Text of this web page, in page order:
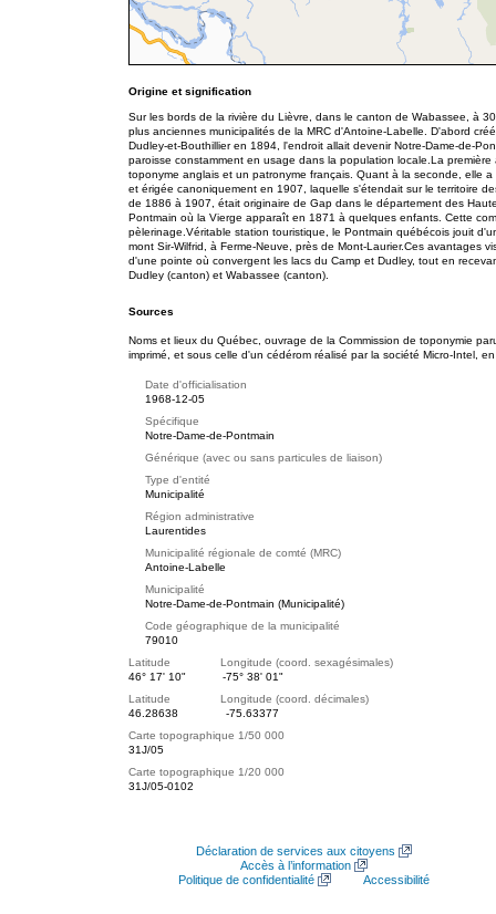
Origine et signification
Sur les bords de la rivière du Lièvre, dans le canton de Wabassee, à
plus anciennes municipalités de la MRC d'Antoine-Labelle. D'abord
Dudley-et-Bouthillier en 1894, l'endroit allait devenir Notre-Dame-de-
paroisse constamment en usage dans la population locale.La
toponyme anglais et un patronyme français. Quant à la seconde, elle
et érigée canoniquement en 1907, laquelle s'étendait sur le territoire
de 1886 à 1907, était originaire de Gap dans le département des
Pontmain où la Vierge apparaît en 1871 à quelques enfants. Cette
pèlerinage.Véritable station touristique, le Pontmain québécois jouit
mont Sir-Wilfrid, à Ferme-Neuve, près de Mont-Laurier.Ces avantages
d'une pointe où convergent les lacs du Camp et Dudley, tout en
Dudley (canton) et Wabassee (canton).
Sources
Noms et lieux du Québec, ouvrage de la Commission de toponymie
imprimé, et sous celle d'un cédérom réalisé par la société Micro-Intel,
Date d'officialisation
1968-12-05
Spécifique
Notre-Dame-de-Pontmain
Générique (avec ou sans particules de liaison)
Type d'entité
Municipalité
Région administrative
Laurentides
Municipalité régionale de comté (MRC)
Antoine-Labelle
Municipalité
Notre-Dame-de-Pontmain (Municipalité)
Code géographique de la municipalité
79010
Latitude Longitude (coord. sexagésimales)
46° 17' 10"
-75° 38' 01"
Latitude Longitude (coord. décimales)
46.28638
-75.63377
Carte topographique 1/50 000
31J/05
Carte topographique 1/20 000
31J/05-0102
Déclaration de services aux citoyens
Accès à l’information
Politique de confidentialité
Accessibilité